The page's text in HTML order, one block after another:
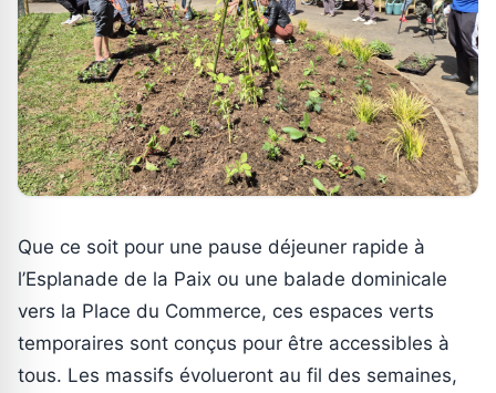
Que ce soit pour une pause déjeuner rapide à
l’Esplanade de la Paix ou une balade dominicale
vers la Place du Commerce, ces espaces verts
temporaires sont conçus pour être accessibles à
tous. Les massifs évolueront au fil des semaines,